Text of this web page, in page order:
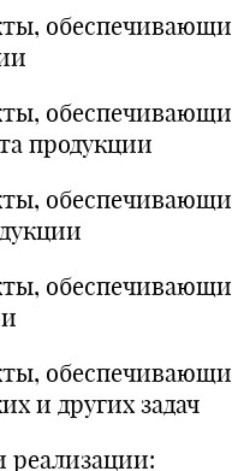
продукции
и других задач
реализации: